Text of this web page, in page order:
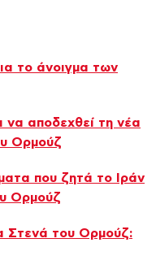
το άνοιγμα των
να αποδεχθεί τη νέα
Ορμούζ
που ζητά το Ιράν
Ορμούζ
Στενά του Ορμούζ: